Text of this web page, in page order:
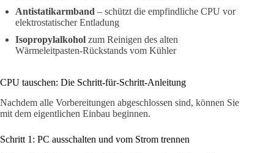
Antistatikarmband – schützt die empfindliche CPU vor
elektrostatischer Entladung
Isopropylalkohol zum Reinigen des alten
Wärmeleitpasten-Rückstands vom Kühler
CPU tauschen: Die Schritt-für-Schritt-Anleitung
Nachdem alle Vorbereitungen abgeschlossen sind, können Sie
mit dem eigentlichen Einbau beginnen.
Schritt 1: PC ausschalten und vom Strom trennen